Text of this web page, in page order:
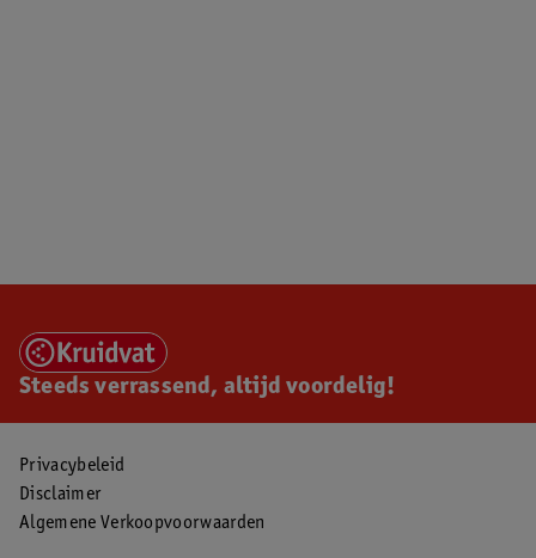
Steeds verrassend, altijd voordelig!
Privacybeleid
Disclaimer
Algemene Verkoopvoorwaarden